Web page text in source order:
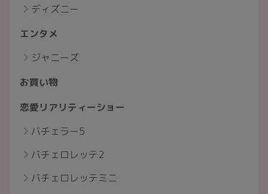
ディズニー
エンタメ
ジャニーズ
お買い物
恋愛リアリティーショー
バチェラー5
バチェロレッテ2
バチェロレッテミニ